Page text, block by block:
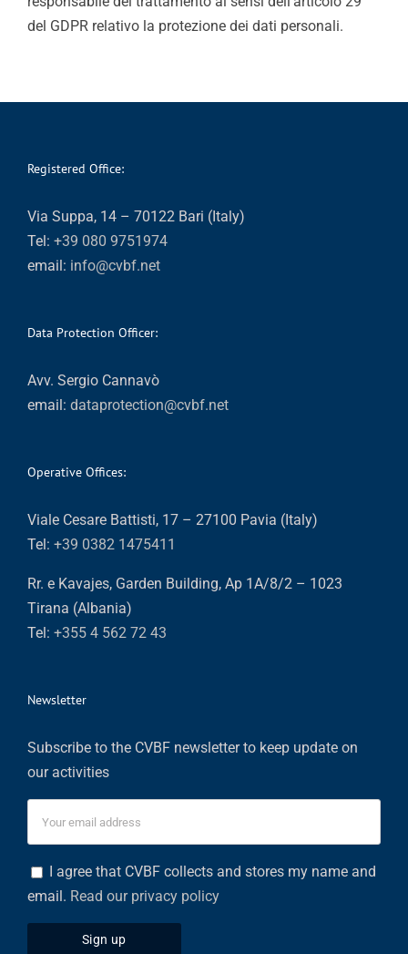
del GDPR relativo la protezione dei dati personali.
Registered Office:
Via Suppa, 14 – 70122 Bari (Italy)
Tel: +39 080 9751974
email: info@cvbf.net
Data Protection Officer:
Avv. Sergio Cannavò
email: dataprotection@cvbf.net
Operative Offices:
Viale Cesare Battisti, 17 – 27100 Pavia (Italy)
Tel: +39 0382 1475411
Rr. e Kavajes, Garden Building, Ap 1A/8/2 – 1023
Tirana (Albania)
Tel: +355 4 562 72 43
Newsletter
Subscribe to the CVBF newsletter to keep update on
our activities
I agree that CVBF collects and stores my name and
email. Read our privacy policy